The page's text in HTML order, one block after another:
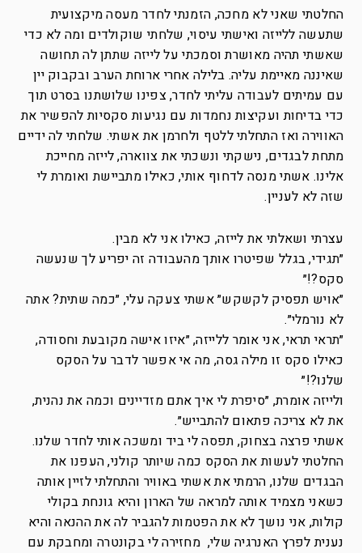
החלטתי שאני לא מחכה, הזמנתי לחדר מעסה מיקצועית
שתעשה ללייזה ואישתי עיסוי, שלחתי שוקולדים ומה לא כדי
שאשתי תהיה מאושרת וסמכתי על לייזה שתתן לה תחושה
שאיננה מאיימת עליה. בלילה אחרי ארוחת הערב ובקבוק יין
עם עמיתים לעבודה עליתי לחדר, צפינו שלושתנו בסרט תוך
כדי בדיחות ועקיצות נחמדות עם נגיעות סקסיות להפשיר את
האווירה ואז התחלתי ללטף ולחרמן את אשתי. שלחתי לה ידיים
מתחת לבגדים, נישקתי ונשכתי את צווארה, לייזה מחייכת
אלינו. אשתי מנסה לדחוף אותי, כאילו מתביישת ואומרת לי
שזה לא לעניין.
עצרתי ושאלתי את לייזה, כאילו אני לא מבין.
״תגידי, בגלל שפיטרו אותך מהעבודה זה יפריע לך שנעשה
סקס?!״
״אויש תפסיק לקשקש״ אשתי צעקה עלי, ״כמה שתית? אתה
לא נורמלי״.
״תראי תראי, אני אומר ללייזה, ״איזו אישה מקובעת וחסודה,
כאילו סקס זו מילה גסה, מה אי אפשר לדבר על הסקס
שלנו?!״
ולייזה אומרת, ״סיפרת לי איך אתם מזדיינים וכמה את נהנית,
את לא צריכה פתאום להתבייש״.
אשתי פרצה בצחוק, תפסה לי ביד ומשכה אותי לחדר שלנו.
החלטתי לעשות את הסקס כמה שיותר קולני, העפנו את
הבגדים שלנו, הרמתי את אשתי באוויר והתחלתי לזיין אותה
כשאני מצמיד אותה למראה של הארון והיא גונחת בקולי
קולות, אני נושך לא את הפטמות להגביר לה את ההנאה והיא
נענית לפרץ האנרגיה שלי, מחזירה לי בקונטרה ומחבקת עם